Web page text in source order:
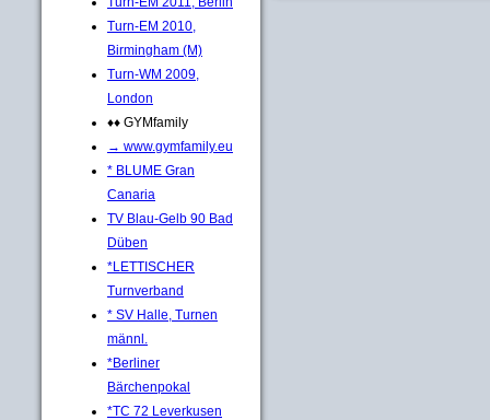
Turn-EM 2010,
Birmingham (M)
Turn-WM 2009,
London
♦♦ GYMfamily
→ www.gymfamily.eu
* BLUME Gran
Canaria
TV Blau-Gelb 90 Bad
Düben
*LETTISCHER
Turnverband
* SV Halle, Turnen
männl.
*Berliner
Bärchenpokal
*TC 72 Leverkusen